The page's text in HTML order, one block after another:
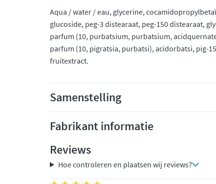
Aqua / water / eau, glycerine,
glucoside, peg-3 distearaat, peg-150 distearaat,
parfum (10, purbatsium, purbatsium,
parfum (10, pigratsia, purbatsi), acidorbatsi, pig-
fruitextract.
Samenstelling
Fabrikant informatie
Reviews
Hoe controleren en plaatsen wij reviews?